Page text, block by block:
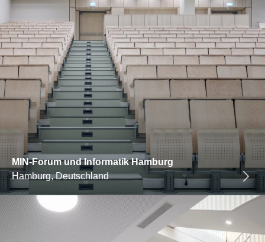
MIN-Forum und Informatik Hamburg
Hamburg, Deutschland